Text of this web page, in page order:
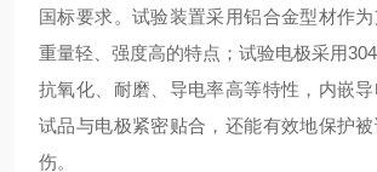
国标要求。试验装置采用铝合金型材作
重量轻、强度高的特点；试验电极采用304
抗氧化、耐磨、导电率高等特性，内嵌
试品与电极紧密贴合，还能有效地保护
伤。